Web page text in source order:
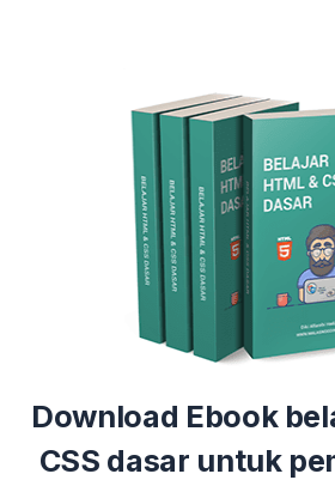
Download Ebook
CSS dasar untuk